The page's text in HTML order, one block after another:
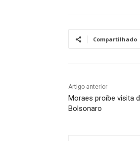
Compartilhado
Artigo anterior
Moraes proíbe visita
Bolsonaro